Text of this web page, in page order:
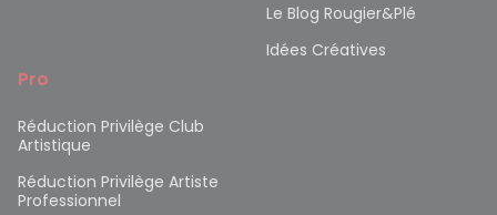
Le Blog Rougier&Plé
Idées Créatives
Pro
Réduction Privilège Club
Artistique
Réduction Privilège Artiste
Professionnel